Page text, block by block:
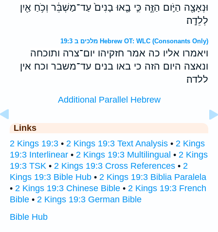
וּנְאָצָ֖ה הַיֹּ֣ום הַזֶּ֑ה כִּ֣י בָ֤אוּ בָנִים֙ עַד־מַשְׁבֵּ֔ר וְכֹ֥חַ אַ֖יִן
לְלֵדָֽה׃
מלכים ב 19:3 Hebrew OT: WLC (Consonants Only)
ויאמרו אליו כה אמר חזקיהו יום־צרה ותוכחה
ונאצה היום הזה כי באו בנים עד־משבר וכח אין
ללדה׃
Additional Parallel Hebrew
Links
2 Kings 19:3 • 2 Kings 19:3 Text Analysis • 2 Kings
19:3 Interlinear • 2 Kings 19:3 Multilingual • 2 Kings
19:3 TSK • 2 Kings 19:3 Cross References • 2
Kings 19:3 Bible Hub • 2 Kings 19:3 Biblia Paralela
• 2 Kings 19:3 Chinese Bible • 2 Kings 19:3 French
Bible • 2 Kings 19:3 German Bible
Bible Hub